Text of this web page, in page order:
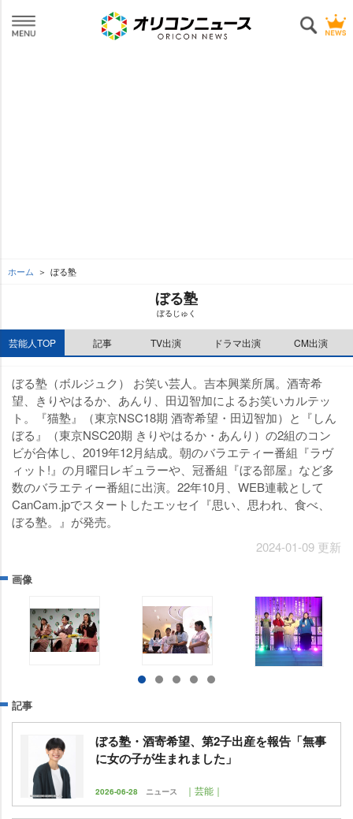
ホーム ぼる塾
ぼる塾
ぼるじゅく
芸能人TOP 記事 TV出演 ドラマ出演 CM出演
ぼる塾（ボルジュク） お笑い芸人。吉本興業所属。酒寄希
望、きりやはるか、あんり、田辺智加によるお笑いカルテッ
ト。『猫塾』（東京NSC18期 酒寄希望・田辺智加）と『しん
ぼる』（東京NSC20期 きりやはるか・あんり）の2組のコン
ビが合体し、2019年12月結成。朝のバラエティー番組『ラヴ
ィット!』の月曜日レギュラーや、冠番組『ぼる部屋』など多
数のバラエティー番組に出演。22年10月、WEB連載として
CanCam.jpでスタートしたエッセイ『思い、思われ、食べ、
ぼる塾。』が発売。
2024-01-09 更新
画像
記事
ぼる塾・酒寄希望、第2子出産を報告「無事
に女の子が生まれました」
2026-06-28 ニュース ｜芸能｜